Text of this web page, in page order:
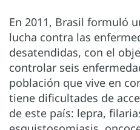
En 2011, Brasil formuló
lucha contra las
desatendidas, con el
controlar seis
población que vive en
tiene dificultades de
de este país: lepra,